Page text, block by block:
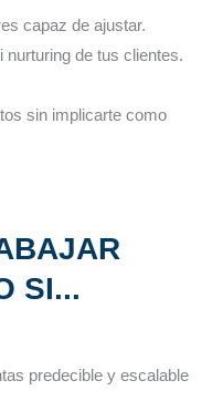
capaz de ajustar.
nurturing de tus clientes.
sin implicarte como
SI...
predecible y escalable